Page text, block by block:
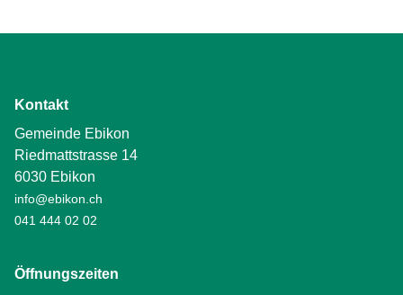
Kontakt
Gemeinde Ebikon
Riedmattstrasse 14
6030 Ebikon
info@ebikon.ch
041 444 02 02
Öffnungszeiten